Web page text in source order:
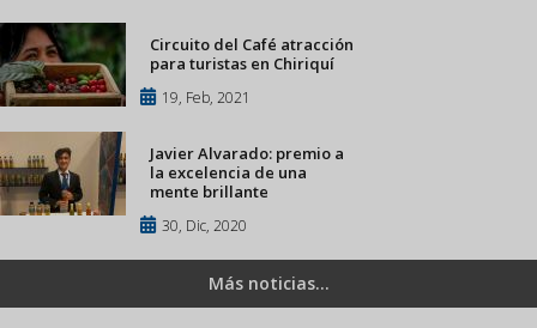
Circuito del Café atracción
para turistas en Chiriquí
19, Feb, 2021
Javier Alvarado: premio a
la excelencia de una
mente brillante
30, Dic, 2020
Más noticias...